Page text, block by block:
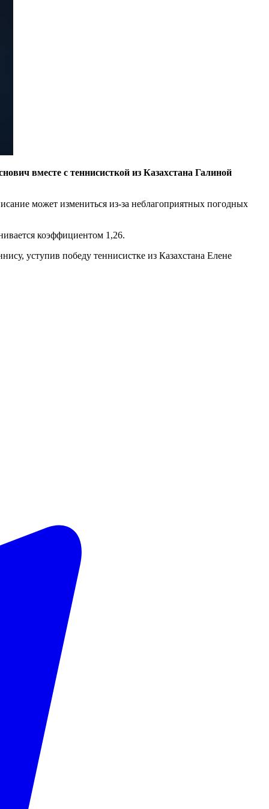
вместе с теннисисткой из Казахстана Галиной
может измениться из-за неблагоприятных погодных
коэффициентом 1,26.
уступив победу теннисистке из Казахстана Елене